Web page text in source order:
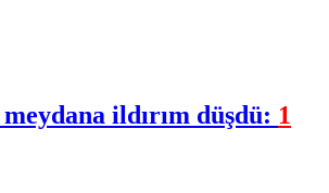
ildırım düşdü: 1